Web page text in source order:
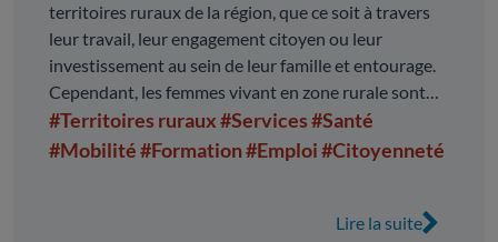
territoires ruraux de la région, que ce soit à travers
leur travail, leur engagement citoyen ou leur
investissement au sein de leur famille et entourage.
Cependant, les femmes vivant en zone rurale sont
confrontées à des difficultés et inégalités majorées
qui touchent tous les aspects de leur vie.
#Territoires ruraux#Services#Santé
#Mobilité#Formation#Emploi#Citoyenneté
Lire la suite